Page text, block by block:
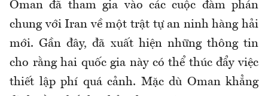
Oman đã tham gia vào các cuộc đàm phán
chung với Iran về một trật tự an ninh hàng hải
mới. Gần đây, đã xuất hiện những thông tin
cho rằng hai quốc gia này có thể thúc đẩy việc
thiết lập phí quá cảnh. Mặc dù Oman khẳng